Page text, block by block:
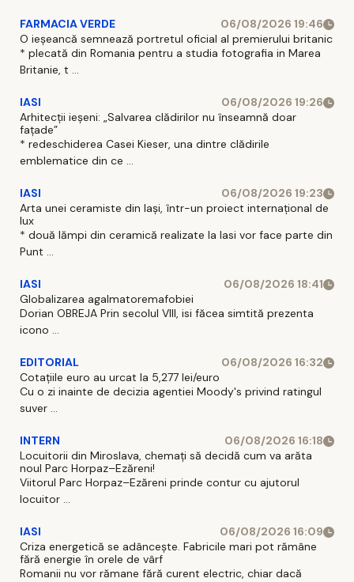
FARMACIA VERDE
06/08/2026 19:46
O ieșeancă semnează portretul oficial al premierului britanic
* plecată din Romania pentru a studia fotografia in Marea
Britanie, t ...
IASI
06/08/2026 19:26
Arhitecții ieșeni: „Salvarea clădirilor nu înseamnă doar
fațade”
* redeschiderea Casei Kieser, una dintre clădirile
emblematice din ce ...
IASI
06/08/2026 19:23
Arta unei ceramiste din Iași, într-un proiect internațional de
lux
* două lămpi din ceramică realizate la Iasi vor face parte din
Punt ...
IASI
06/08/2026 18:41
Globalizarea agalmatoremafobiei
Dorian OBREJA Prin secolul VIII, isi făcea simtită prezenta
icono ...
EDITORIAL
06/08/2026 16:32
Cotațiile euro au urcat la 5,277 lei/euro
Cu o zi inainte de decizia agentiei Moody's privind ratingul
suver ...
INTERN
06/08/2026 16:18
Locuitorii din Miroslava, chemați să decidă cum va arăta
noul Parc Horpaz–Ezăreni!
Viitorul Parc Horpaz–Ezăreni prinde contur cu ajutorul
locuitor ...
IASI
06/08/2026 16:09
Criza energetică se adâncește. Fabricile mari pot rămâne
fără energie în orele de vârf
Romanii nu vor rămane fără curent electric, chiar dacă